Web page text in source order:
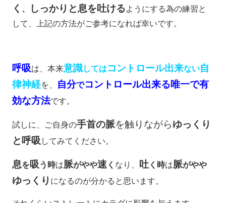
く 、 しっかりと息を吐けるようにする為の練習と
して、上記の方法がご参考になれば幸いです。
呼吸は、本来意識してはコントロール出来ない自
律神経を、 自分でコントロール出来る唯一で有
効な方法です。
試しに、ご自身の手首の脈を触りながらゆっくり
と呼吸 してみてください。
息を 吸う時は脈がやや速 く なり、 吐く時は脈がやや
ゆっくり になるのが分かると思います。